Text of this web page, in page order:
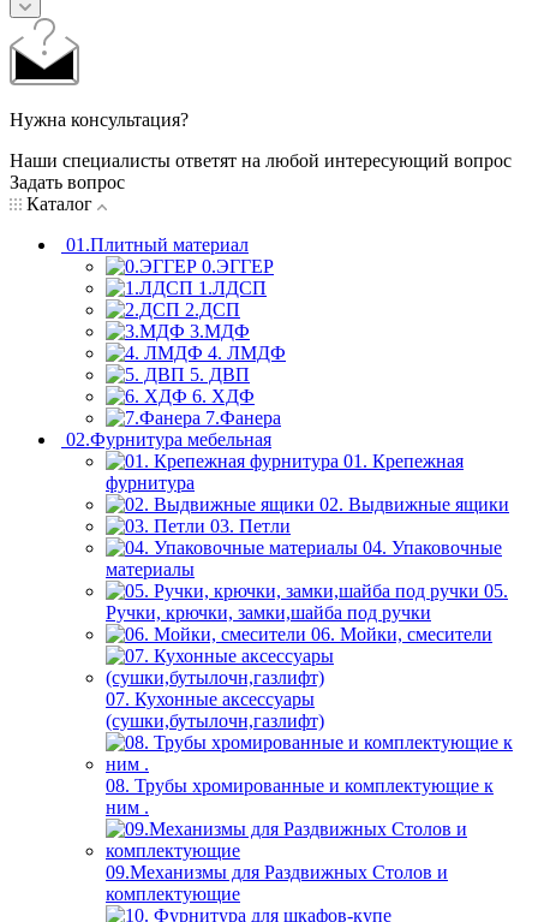
Нужна консультация?
Наши специалисты ответят на любой интересующий вопрос
Задать вопрос
Каталог
01.Плитный материал
0.ЭГГЕР
1.ЛДСП
2.ДСП
3.МДФ
4. ЛМДФ
5. ДВП
6. ХДФ
7.Фанера
02.Фурнитура мебельная
01. Крепежная
фурнитура
02. Выдвижные ящики
03. Петли
04. Упаковочные
материалы
05.
Ручки, крючки, замки,шайба под ручки
06. Мойки, смесители
07. Кухонные аксессуары
(сушки,бутылочн,газлифт)
08. Трубы хромированные и комплектующие к
ним .
09.Механизмы для Раздвижных Столов и
комплектующие